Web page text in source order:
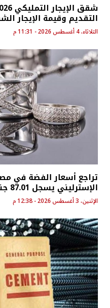
التقديم وقيمة الإيجار
الثلاثاء، 4 أغسطس 2026 - 11:31 م
تراجع أسعار الفضة في
الإسترليني يسجل 87.01 جنيه
الإثنين، 3 أغسطس 2026 - 12:38 م